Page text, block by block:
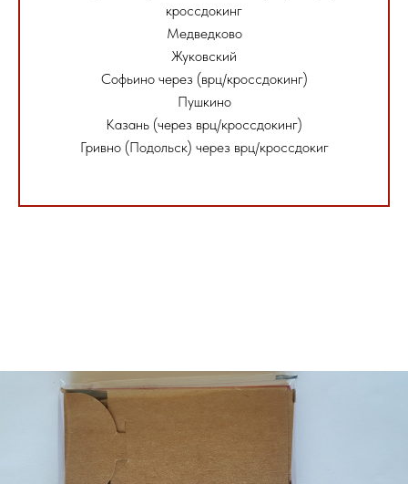
кроссдокинг
Медведково
Жуковский
Софьино через (врц/кроссдокинг)
Пушкино
Казань (через врц/кроссдокинг)
Гривно (Подольск) через врц/кроссдокиг